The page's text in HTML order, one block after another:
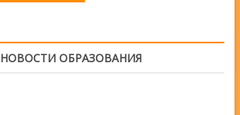
НОВОСТИ ОБРАЗОВАНИЯ